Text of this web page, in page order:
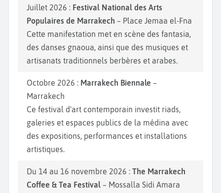
Juillet 2026 : Festival National des Arts
Populaires de Marrakech – Place Jemaa el-Fna
Cette manifestation met en scène des fantasia,
des danses gnaoua, ainsi que des musiques et
artisanats traditionnels berbères et arabes.
Octobre 2026 : Marrakech Biennale –
Marrakech
Ce festival d'art contemporain investit riads,
galeries et espaces publics de la médina avec
des expositions, performances et installations
artistiques.
Du 14 au 16 novembre 2026 : The Marrakech
Coffee & Tea Festival – Mossalla Sidi Amara